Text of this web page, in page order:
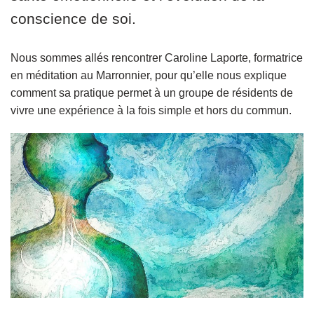
conscience de soi.
Nous sommes allés rencontrer Caroline Laporte, formatrice
en méditation au Marronnier, pour qu’elle nous explique
comment sa pratique permet à un groupe de résidents de
vivre une expérience à la fois simple et hors du commun.